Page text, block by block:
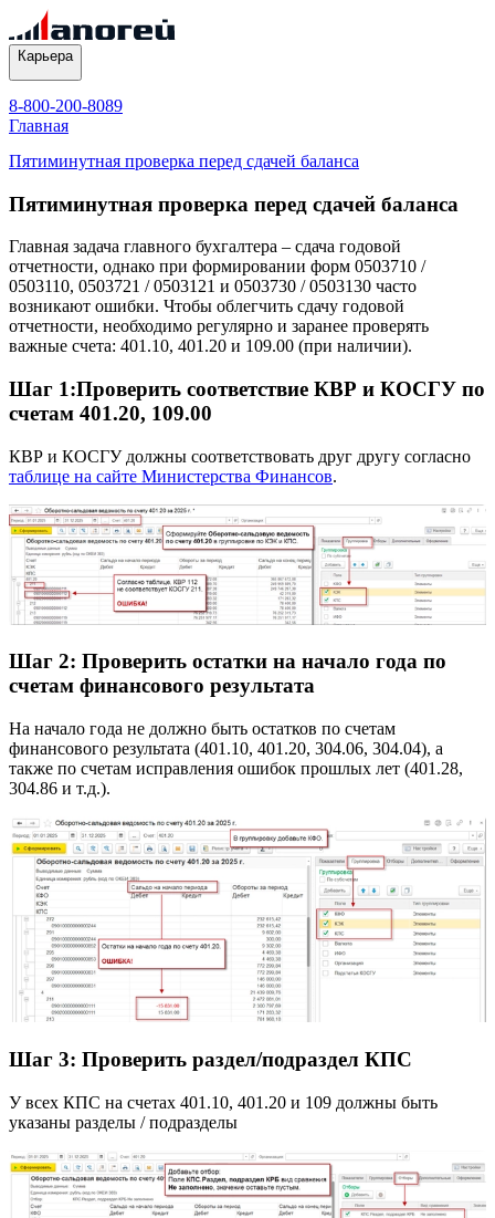
Карьера
8-800-200-8089
Главная
Пятиминутная проверка перед сдачей баланса
Пятиминутная проверка перед сдачей баланса
Главная задача главного бухгалтера – сдача годовой
отчетности, однако при формировании форм 0503710 /
0503110, 0503721 / 0503121 и 0503730 / 0503130 часто
возникают ошибки. Чтобы облегчить сдачу годовой
отчетности, необходимо регулярно и заранее проверять
важные счета: 401.10, 401.20 и 109.00 (при наличии).
Шаг 1:Проверить соответствие КВР и КОСГУ по
счетам 401.20, 109.00
КВР и КОСГУ должны соответствовать друг другу согласно
таблице на сайте Министерства Финансов.
Шаг 2: Проверить остатки на начало года по
счетам финансового результата
На начало года не должно быть остатков по счетам
финансового результата (401.10, 401.20, 304.06, 304.04), а
также по счетам исправления ошибок прошлых лет (401.28,
304.86 и т.д.).
Шаг 3: Проверить раздел/подраздел КПС
У всех КПС на счетах 401.10, 401.20 и 109 должны быть
указаны разделы / подразделы